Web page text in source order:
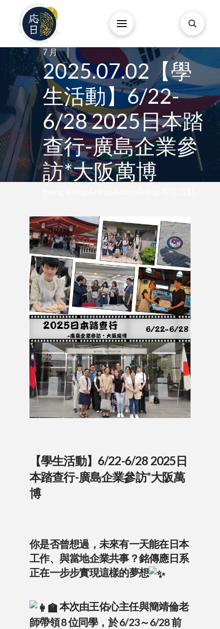
2
7 月 /
2025.07.02【學
生活動】6/22-
6/28 2025日本踏
查行-廣島企業參
訪*大阪萬博
【學生活動】6/22-6/28 2025日
本踏查行-廣島企業參訪*大阪萬
博
你是否曾想過，未來有一天能在日本
工作、與當地企業共事？銘傳應日系
正在一步步實現這樣的夢想
本次由王佑心主任與簡靖倫老
師帶領 8 位同學，於 6/23～6/28 前